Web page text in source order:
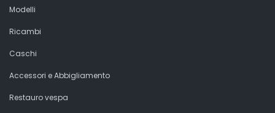
Modelli
Ricambi
Caschi
Accessori e Abbigliamento
Restauro vespa